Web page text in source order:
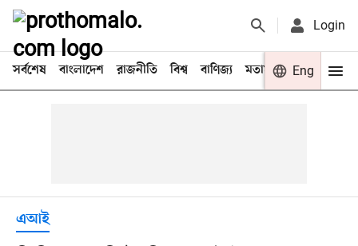
Login
সর্বশেষ বাংলাদেশ রাজনীতি বিশ্ব বাণিজ্য মতামত খেলা
Eng
এআই